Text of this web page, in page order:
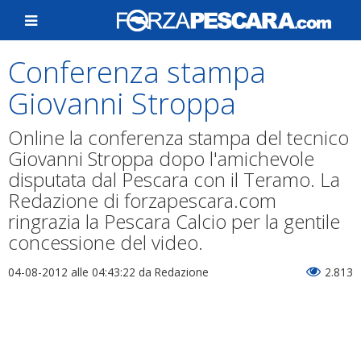
Conferenza stampa
Giovanni Stroppa
Online la conferenza stampa del tecnico
Giovanni Stroppa dopo l'amichevole
disputata dal Pescara con il Teramo. La
Redazione di forzapescara.com
ringrazia la Pescara Calcio per la gentile
concessione del video.
04-08-2012 alle 04:43:22 da Redazione 2.813